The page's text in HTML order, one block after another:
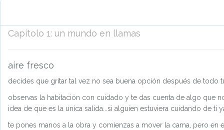
Capitolo 1: un mundo en llamas
aire fresco
decides que gritar tal vez no sea buena opción después de todo
observas la habitación con cuidado y te das cuenta de algo que
idea de que es la uníca salida...si alguien estuviera cuidando de ti
te pones manos a la obra y comienzas a mover la cama, pero en